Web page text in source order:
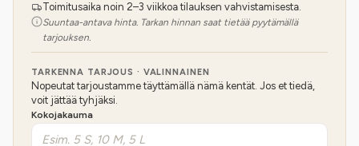
Toimitusaika noin 2–3 viikkoa tilauksen vahvistamisesta.
Suuntaa-antava hinta. Tarkan hinnan saat tietää pyytämällä
tarjouksen.
TARKENNA TARJOUS · VALINNAINEN
Nopeutat tarjoustamme täyttämällä nämä kentät. Jos et tiedä,
voit jättää tyhjäksi.
Kokojakauma